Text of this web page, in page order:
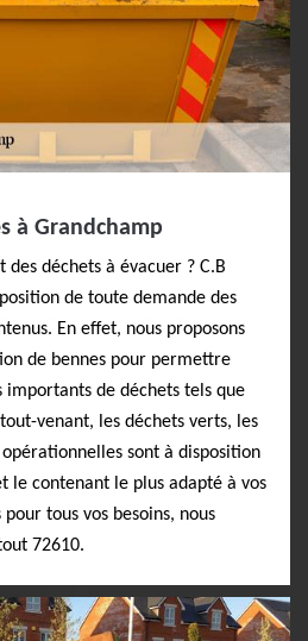
à Grandchamp
des déchets à évacuer ? C.B
de toute demande des
En effet, nous proposons
de bennes pour permettre
importants de déchets tels que
venant, les déchets verts, les
sont à disposition
le contenant le plus adapté à vos
pour tous vos besoins, nous
72610.